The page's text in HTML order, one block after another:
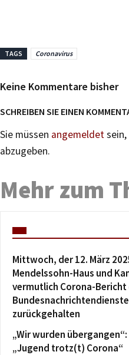
TAGS Coronavirus
Keine Kommentare bisher
SCHREIBEN SIE EINEN
Sie müssen angemeldet
abzugeben.
Mehr zum
Mittwoch, der 12. März
Mendelssohn-Haus und
vermutlich Corona-Bericht
zurückgehalten
„Wir wurden
„Jugend trotz(t) Corona“